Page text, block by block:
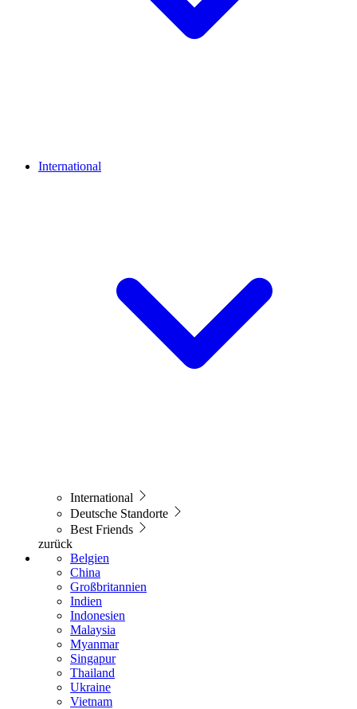
International
International
Deutsche Standorte
Best Friends
zurück
Belgien
China
Großbritannien
Indien
Indonesien
Malaysia
Myanmar
Singapur
Thailand
Ukraine
Vietnam